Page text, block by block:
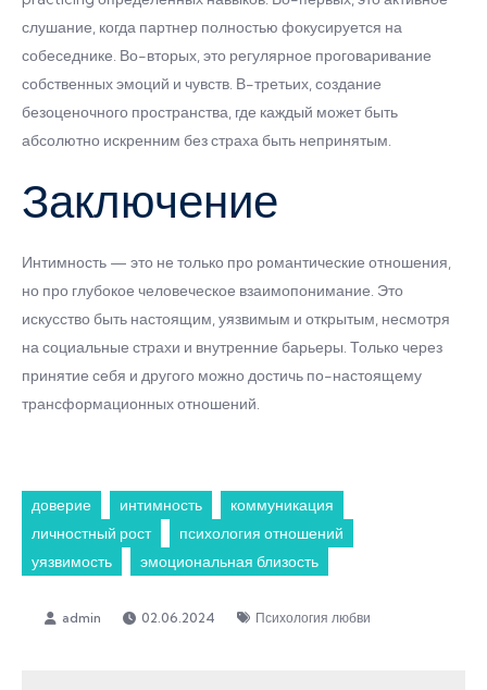
слушание, когда партнер полностью фокусируется на
собеседнике. Во-вторых, это регулярное проговаривание
собственных эмоций и чувств. В-третьих, создание
безоценочного пространства, где каждый может быть
абсолютно искренним без страха быть непринятым.
Заключение
Интимность — это не только про романтические отношения,
но про глубокое человеческое взаимопонимание. Это
искусство быть настоящим, уязвимым и открытым, несмотря
на социальные страхи и внутренние барьеры. Только через
принятие себя и другого можно достичь по-настоящему
трансформационных отношений.
доверие интимность
коммуникация
личностный рост
психология отношений
уязвимость
эмоциональная близость
02.06.2024 Психология любви